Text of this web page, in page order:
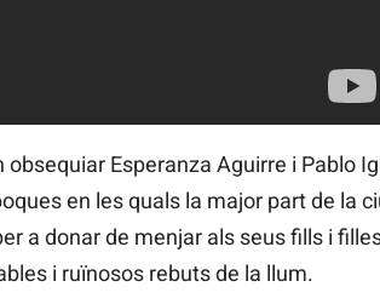
obsequiar Esperanza Aguirre i Pablo
en les quals la major part de la
a donar de menjar als seus fills i
i ruïnosos rebuts de la llum.